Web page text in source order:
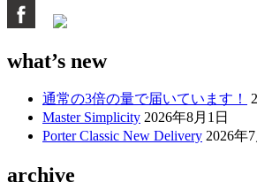
what’s new
通常の3倍の量で届いています！
Master Simplicity 2026年8月1日
Porter Classic New Delivery 2026年
archive